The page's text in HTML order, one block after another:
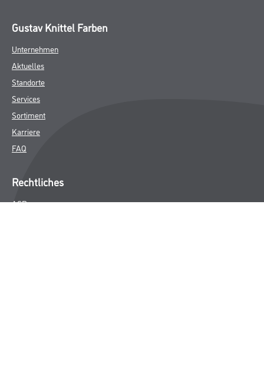
Gustav Knittel Farben
Unternehmen
Aktuelles
Standorte
Services
Sortiment
Karriere
FAQ
Rechtliches
AGB